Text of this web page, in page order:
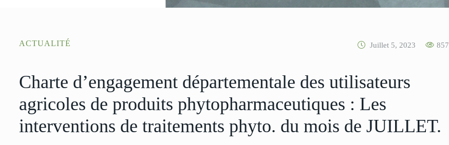
ACTUALITÉ Juillet 5, 2023 857
Charte d’engagement départementale des utilisateurs
agricoles de produits phytopharmaceutiques : Les
interventions de traitements phyto. du mois de JUILLET.